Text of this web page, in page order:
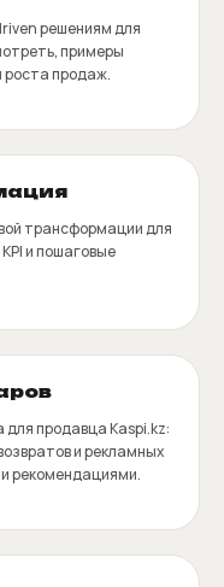
решениям для
примеры
роста продаж.
трансформации для
и пошаговые
продавца Kaspi.kz:
и рекламных
рекомендациями.